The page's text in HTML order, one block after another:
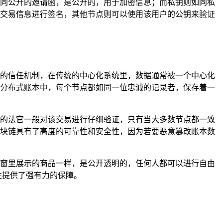
公开的邀请函，是公开的，用于加密信息；而私钥则如同私
易信息进行签名，其他节点则可以使用该用户的公钥来验证
信任机制，在传统的中心化系统里，数据通常被一个中心化
布式账本中，每个节点都如同一位忠诚的记录者，保存着一
法官一般对该交易进行仔细验证，只有当大多数节点都一致
链具有了高度的可靠性和安全性，因为若要恶意篡改账本数
里展示的商品一样，是公开透明的，任何人都可以进行自由
供了强有力的保障。